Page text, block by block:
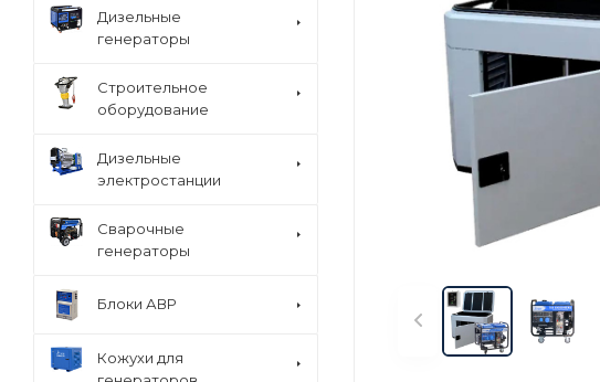
Дизельные
генераторы
Строительное
оборудование
Дизельные
электростанции
Сварочные
генераторы
Блоки АВР
Кожухи для